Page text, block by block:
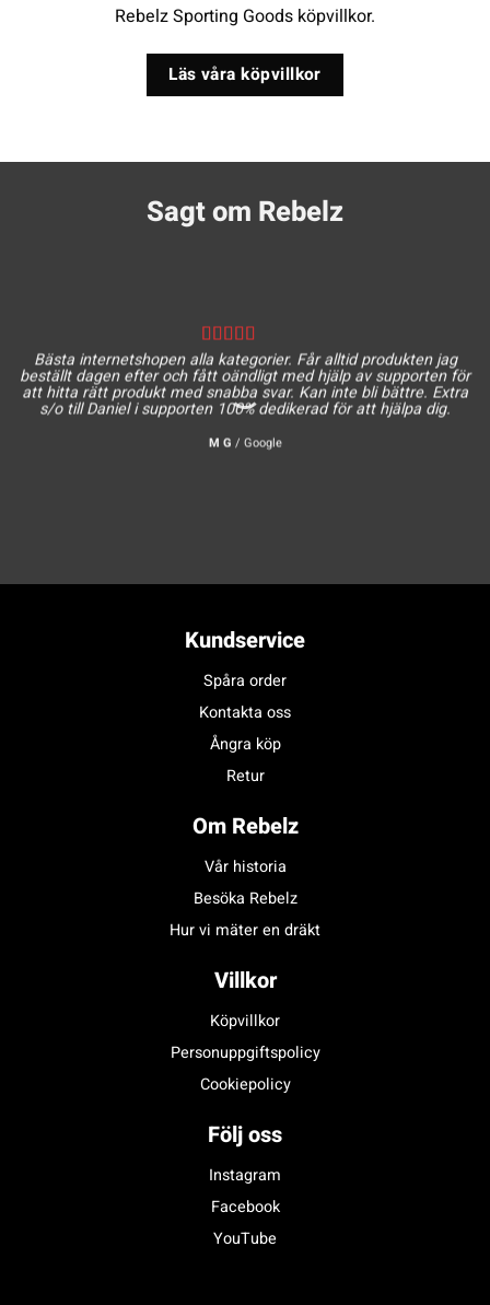
Rebelz Sporting Goods köpvillkor.
Läs våra köpvillkor
Sagt om Rebelz
Bästa internetshopen alla kategorier. Får alltid produkten jag
beställt dagen efter och fått oändligt med hjälp av supporten för
att hitta rätt produkt med snabba svar. Kan inte bli bättre. Extra
s/o till Daniel i supporten 100% dedikerad för att hjälpa dig.
M G / Google
Kundservice
Spåra order
Kontakta oss
Ångra köp
Retur
Om Rebelz
Vår historia
Besöka Rebelz
Hur vi mäter en dräkt
Villkor
Köpvillkor
Personuppgiftspolicy
Cookiepolicy
Följ oss
Instagram
Facebook
YouTube